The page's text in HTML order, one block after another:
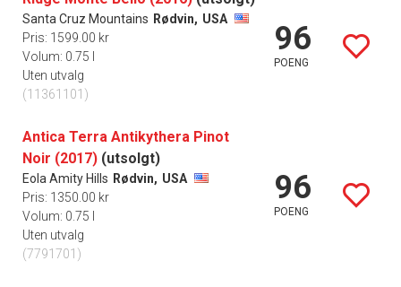
Santa Cruz Mountains Rødvin, USA
Pris: 1599.00 kr
Volum: 0.75 l
Uten utvalg
(11361101)
96
POENG
Antica Terra Antikythera Pinot
Noir (2017) (utsolgt)
Eola Amity Hills Rødvin, USA
Pris: 1350.00 kr
Volum: 0.75 l
Uten utvalg
(7791701)
96
POENG